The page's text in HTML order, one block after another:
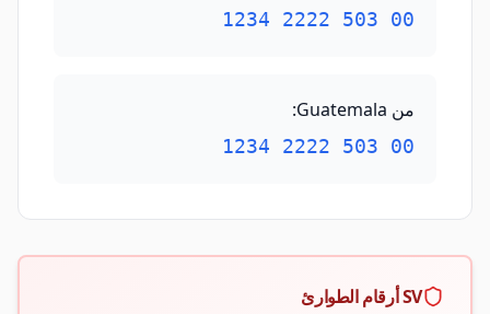
00 503 2222 1234
من Guatemala :
00 503 2222 1234
SV أرقام الطوارئ